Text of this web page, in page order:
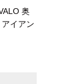
奥
イアン